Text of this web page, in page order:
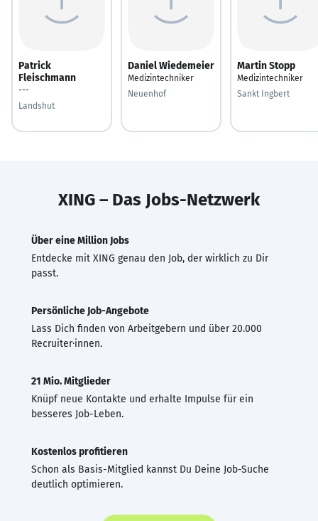
Patrick
Fleischmann
---
Landshut
Daniel Wiedemeier
Medizintechniker
Neuenhof
Martin Stopp
Medizintechniker
Sankt Ingbert
XING – Das Jobs-Netzwerk
Über eine Million Jobs
Entdecke mit XING genau den Job, der wirklich zu Dir
passt.
Persönliche Job-Angebote
Lass Dich finden von Arbeitgebern und über 20.000
Recruiter·innen.
21 Mio. Mitglieder
Knüpf neue Kontakte und erhalte Impulse für ein
besseres Job-Leben.
Kostenlos profitieren
Schon als Basis-Mitglied kannst Du Deine Job-Suche
deutlich optimieren.